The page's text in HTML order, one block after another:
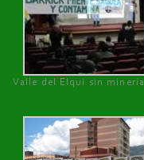
Valle del Elqui sin minería.